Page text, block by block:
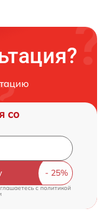
со
cполитикой